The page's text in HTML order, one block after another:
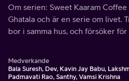
Om serien: Sweet Kaaram Coffee
Ghatala och är en serie om livet.
bor i samma hus, och försöker
Medverkande
Bala Suresh, Dev, Kavin Jay Babu,
Padmavati Rao, Santhy, Vamsi Krishna